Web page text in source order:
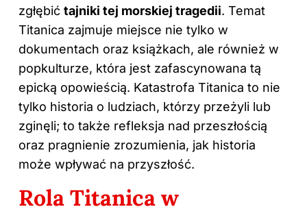
zgłębić tajniki tej morskiej tragedii. Temat
Titanica zajmuje miejsce nie tylko w
dokumentach oraz książkach, ale również w
popkulturze, która jest zafascynowana tą
epicką opowieścią. Katastrofa Titanica to nie
tylko historia o ludziach, którzy przeżyli lub
zginęli; to także refleksja nad przeszłością
oraz pragnienie zrozumienia, jak historia
może wpływać na przyszłość.
Rola Titanica w